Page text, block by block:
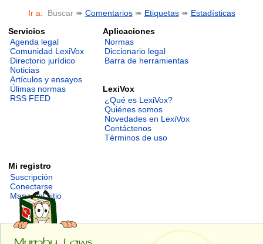
Ir a: Buscar ➠ Comentarios➠ Etiquetas➠ Estadísticas
Servicios
Agenda legal
Comunidad LexiVox
Directorio jurídico
Noticias
Artículos y ensayos
Úlimas normas
RSS FEED
Aplicaciones
Normas
Diccionario legal
Barra de herramientas
LexiVox
¿Qué es LexiVox?
Quiénes somos
Novedades en LexiVox
Contáctenos
Términos de uso
Mi registro
Suscripción
Conectarse
Mapa del sitio